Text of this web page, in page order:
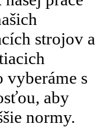
strojov a
vyberáme s
aby
normy.